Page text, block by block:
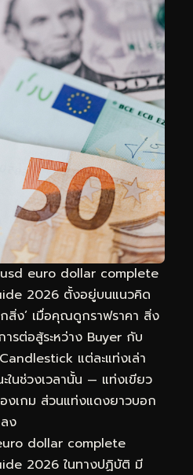
euro dollar complete
2026 ตั้งอยู่บนแนวคิด
สิ่ง’ เมื่อคุณดูกราฟราคา สิ่ง
รต่อสู้ระหว่าง Buyer กับ
แต่ละแท่งเล่า
ะในช่วงเวลานั้น — แท่งเขียว
งเกม ส่วนแท่งแดงยาวบอก
ง
dollar complete
2026 ในทางปฏิบัติ มี